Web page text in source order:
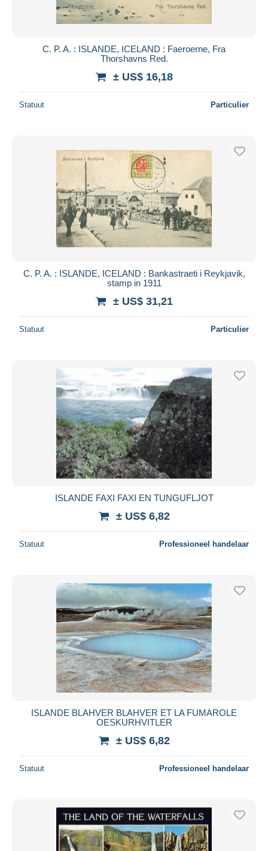
C. P. A. : ISLANDE, ICELAND : Faeroerne, Fra
Thorshavns Red.
± US$ 16,18
Statuut Particulier
C. P. A. : ISLANDE, ICELAND : Bankastraeti i Reykjavik,
stamp in 1911
± US$ 31,21
Statuut Particulier
ISLANDE FAXI FAXI EN TUNGUFLJOT
± US$ 6,82
Statuut Professioneel handelaar
ISLANDE BLAHVER BLAHVER ET LA FUMAROLE
OESKURHVITLER
± US$ 6,82
Statuut Professioneel handelaar